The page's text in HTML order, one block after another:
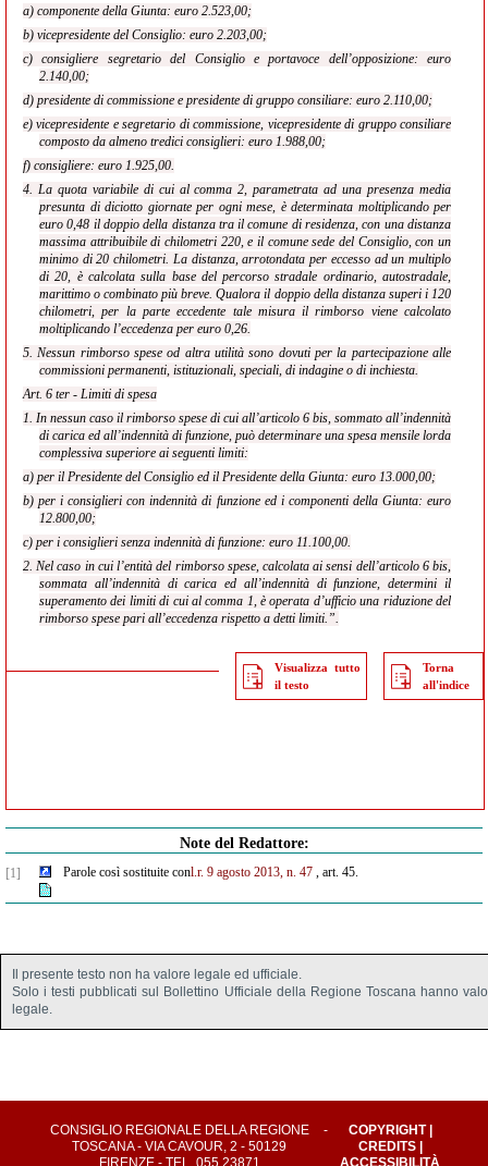
a) componente della Giunta: euro 2.523,00;
b) vicepresidente del Consiglio: euro 2.203,00;
c) consigliere segretario del Consiglio e portavoce dell’opposizione: euro
2.140,00;
d) presidente di commissione e presidente di gruppo consiliare: euro 2.110,00;
e) vicepresidente e segretario di commissione, vicepresidente di gruppo consiliare
composto da almeno tredici consiglieri: euro 1.988,00;
f) consigliere: euro 1.925,00.
4. La quota variabile di cui al comma 2, parametrata ad una presenza media
presunta di diciotto giornate per ogni mese, è determinata moltiplicando per
euro 0,48 il doppio della distanza tra il comune di residenza, con una distanza
massima attribuibile di chilometri 220, e il comune sede del Consiglio, con un
minimo di 20 chilometri. La distanza, arrotondata per eccesso ad un multiplo
di 20, è calcolata sulla base del percorso stradale ordinario, autostradale,
marittimo o combinato più breve. Qualora il doppio della distanza superi i 120
chilometri, per la parte eccedente tale misura il rimborso viene calcolato
moltiplicando l’eccedenza per euro 0,26.
5. Nessun rimborso spese od altra utilità sono dovuti per la partecipazione alle
commissioni permanenti, istituzionali, speciali, di indagine o di inchiesta.
Art. 6 ter - Limiti di spesa
1. In nessun caso il rimborso spese di cui all’articolo 6 bis, sommato all’indennità
di carica ed all’indennità di funzione, può determinare una spesa mensile lorda
complessiva superiore ai seguenti limiti:
a) per il Presidente del Consiglio ed il Presidente della Giunta: euro 13.000,00;
b) per i consiglieri con indennità di funzione ed i componenti della Giunta: euro
12.800,00;
c) per i consiglieri senza indennità di funzione: euro 11.100,00.
2. Nel caso in cui l’entità del rimborso spese, calcolata ai sensi dell’articolo 6 bis,
sommata all’indennità di carica ed all’indennità di funzione, determini il
superamento dei limiti di cui al comma 1, è operata d’ufficio una riduzione del
rimborso spese pari all’eccedenza rispetto a detti limiti.”.
Visualizza tutto
il testo
Torna
all'indice
Note del Redattore:
[1] Parole così sostituite conl.r. 9 agosto 2013, n. 47, art. 45.
Il presente testo non ha valore legale ed ufficiale.
Solo i testi pubblicati sul Bollettino Ufficiale della Regione Toscana hanno
legale.
CONSIGLIO REGIONALE DELLA REGIONE
TOSCANA - VIA CAVOUR, 2 - 50129
FIRENZE - TEL. 055 23871
- COPYRIGHT|
CREDITS|
ACCESSIBILITÀ